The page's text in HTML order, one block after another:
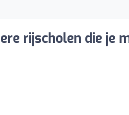
rijscholen die je